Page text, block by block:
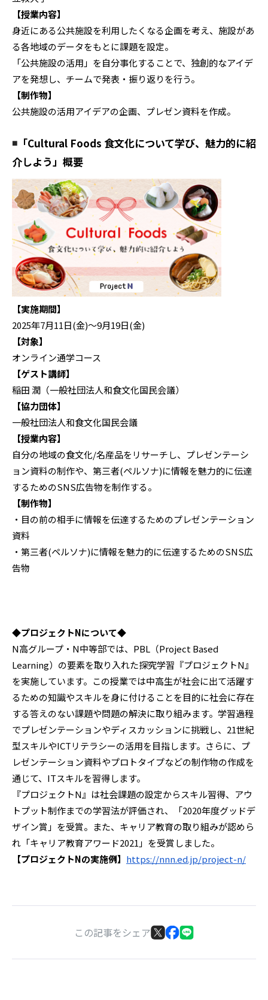
【授業内容】
身近にある公共施設を利用したくなる企画を考え、施設があ
る各地域のデータをもとに課題を設定。
「公共施設の活用」を自分事化することで、独創的なアイデ
アを発想し、チームで発表・振り返りを行う。
【制作物】
公共施設の活用アイデアの企画、プレゼン資料を作成。
◾️ 「Cultural Foods 食文化について学び、魅力的に紹
介しよう」概要
【実施期間】
2025年7月11日(金)〜9月19日(金)
【対象】
オンライン通学コース
【ゲスト講師】
稲田 潤（一般社団法人和食文化国民会議）
【協力団体】
一般社団法人和食文化国民会議
【授業内容】
自分の地域の食文化/名産品をリサーチし、プレゼンテーシ
ョン資料の制作や、第三者(ペルソナ)に情報を魅力的に伝達
するためのSNS広告物を制作する。
【制作物】
・目の前の相手に情報を伝達するためのプレゼンテーション
資料
・第三者(ペルソナ)に情報を魅力的に伝達するためのSNS広
告物
◆プロジェクトNについて◆
N高グループ・N中等部では、PBL（Project Based
Learning）の要素を取り入れた探究学習『プロジェクトN』
を実施しています。この授業では中高生が社会に出て活躍す
るための知識やスキルを身に付けることを目的に社会に存在
する答えのない課題や問題の解決に取り組みます。学習過程
でプレゼンテーションやディスカッションに挑戦し、21世紀
型スキルやICTリテラシーの活用を目指します。さらに、プ
レゼンテーション資料やプロトタイプなどの制作物の作成を
通じて、ITスキルを習得します。
『プロジェクトN』は社会課題の設定からスキル習得、アウ
トプット制作までの学習法が評価され、「2020年度グッドデ
ザイン賞」を受賞。また、キャリア教育の取り組みが認めら
れ「キャリア教育アワード2021」を受賞しました。
【プロジェクトNの実施例】 https://nnn.ed.jp/project-n/
この記事をシェア